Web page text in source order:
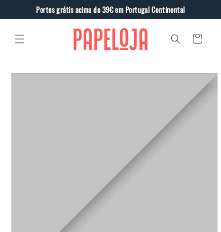
conteúdo
Portes grátis acima de 39€ em Portugal Continental
Carrinho
para a